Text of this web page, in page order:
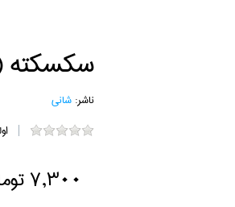
سكسكته
ناشر: شاني
7,300 تومان